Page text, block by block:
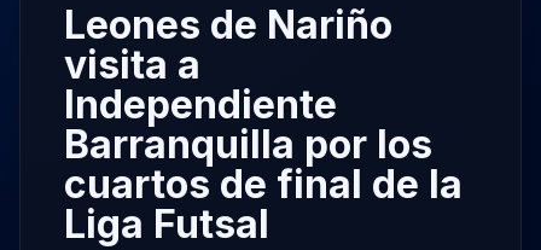
Leones de Nariño
visita a
Independiente
Barranquilla por los
cuartos de final de la
Liga Futsal